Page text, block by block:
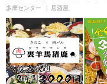
多摩センター 居酒屋